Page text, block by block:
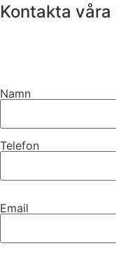
Kontakta
Namn
Telefon
Email